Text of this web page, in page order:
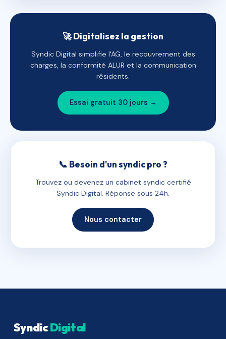
🚀 Digitalisez la gestion
Syndic Digital simplifie l'AG, le recouvrement des
charges, la conformité ALUR et la communication
résidents.
Essai gratuit 30 jours →
📞 Besoin d'un syndic pro ?
Trouvez ou devenez un cabinet syndic certifié
Syndic Digital. Réponse sous 24h.
Nous contacter
SyndicDigital